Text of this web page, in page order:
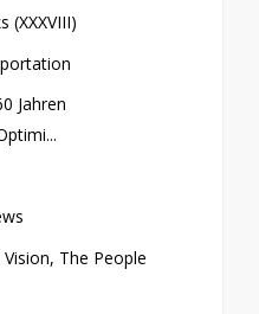
(XXXVIII)
Jahren
The People